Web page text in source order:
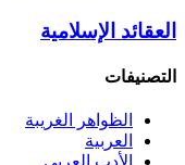
العقائد الإسلامية
التصنيفات
الظواهر الغريبة‏
العربية